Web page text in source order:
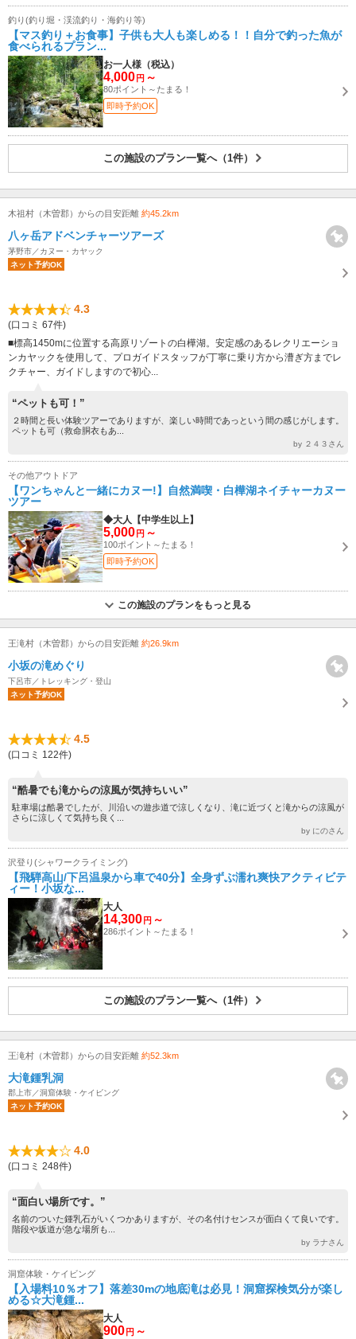
釣り(釣り堀・渓流釣り・海釣り等)
【マス釣り＋お食事】子供も大人も楽しめる！！自分で釣った魚が
食べられるプラン...
お一人様（税込）
4,000 円 ～
80ポイント～たまる！
即時予約OK
この施設のプラン一覧へ（1件）
木祖村（木曽郡）からの目安距離 約45.2km
八ヶ岳アドベンチャーツアーズ
茅野市／カヌー・カヤック
ネット予約OK
4.3
(口コミ 67件)
■標高1450mに位置する高原リゾートの白樺湖。安定感のあるレクリエーショ
ンカヤックを使用して、プロガイドスタッフが丁寧に乗り方から漕ぎ方までレ
クチャー、ガイドしますので初心...
“ペットも可！”
２時間と長い体験ツアーでありますが、楽しい時間であっという間の感じがします。
ペットも可（救命胴衣もあ...
by ２４３さん
その他アウトドア
【ワンちゃんと一緒にカヌー!】自然満喫・白樺湖ネイチャーカヌー
ツアー
◆大人【中学生以上】
5,000 円 ～
100ポイント～たまる！
即時予約OK
この施設のプランをもっと見る
王滝村（木曽郡）からの目安距離 約26.9km
小坂の滝めぐり
下呂市／トレッキング・登山
ネット予約OK
4.5
(口コミ 122件)
“酷暑でも滝からの涼風が気持ちいい”
駐車場は酷暑でしたが、川沿いの遊歩道で涼しくなり、滝に近づくと滝からの涼風が
さらに涼しくて気持ち良く...
by にのさん
沢登り(シャワークライミング)
【飛騨高山/下呂温泉から車で40分】全身ずぶ濡れ爽快アクティビテ
ィー！小坂な...
大人
14,300 円 ～
286ポイント～たまる！
この施設のプラン一覧へ（1件）
王滝村（木曽郡）からの目安距離 約52.3km
大滝鍾乳洞
郡上市／洞窟体験・ケイビング
ネット予約OK
4.0
(口コミ 248件)
“面白い場所です。”
名前のついた鍾乳石がいくつかありますが、その名付けセンスが面白くて良いです。
階段や坂道が急な場所も...
by ラナさん
洞窟体験・ケイビング
【入場料10％オフ】落差30mの地底滝は必見！洞窟探検気分が楽し
める☆大滝鍾...
大人
900 円 ～